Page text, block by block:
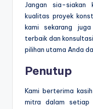
Jangan sia-siakan
kualitas proyek
kami sekarang
terbaik dan
pilihan utama Anda
Penutup
Kami berterima
mitra dalam setiap